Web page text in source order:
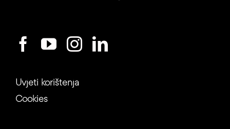
Uvjeti korištenja
Cookies